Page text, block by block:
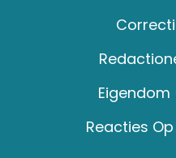
Reacties